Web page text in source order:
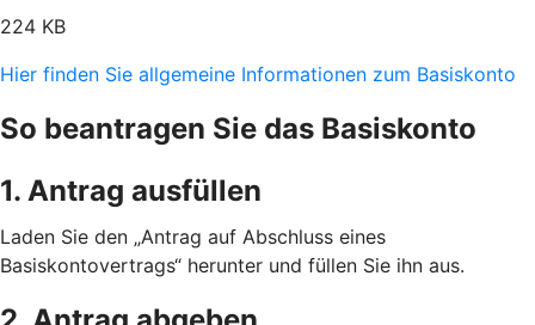
224 KB
Hier finden Sie allgemeine Informationen zum Basiskonto
So beantragen Sie das Basiskonto
1. Antrag ausfüllen
Laden Sie den „Antrag auf Abschluss eines
Basiskontovertrags“ herunter und füllen Sie ihn aus.